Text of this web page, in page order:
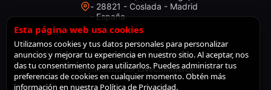
- 28821 - Coslada - Madrid
- España
© 2026 RiserMarket · Todos los derechos reservados
Desarrollado porLiveCommerce
Esta página web usa cookies
Utilizamos cookies y tus datos personales para personalizar
anuncios y mejorar tu experiencia en nuestro sitio. Al aceptar, nos
das tu consentimiento para utilizarlos. Puedes administrar tus
preferencias de cookies en cualquier momento. Obtén más
información en nuestra Política de Privacidad.